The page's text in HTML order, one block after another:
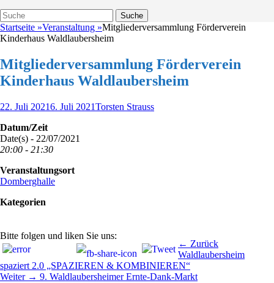
Suche
Suche
nach:
Startseite »Veranstaltung »Mitgliederversammlung Förderverein
Kinderhaus Waldlaubersheim
Mitgliederversammlung Förderverein
Kinderhaus Waldlaubersheim
Veröffentlicht
22. Juli 20216. Juli 2021Autor
Torsten Strauss
Datum/Zeit
Date(s) - 22/07/2021
20:00 - 21:30
Veranstaltungsort
Domberghalle
Kategorien
Bitte folgen und liken Sie uns:
Beitragsnavigation ← Zurück
Beitrag:
Waldlaubersheim
spaziert 2.0 „SPAZIEREN & KOMBINIEREN“
Weiter → Nächster
9. Waldlaubersheimer Ernte-Dank-Markt